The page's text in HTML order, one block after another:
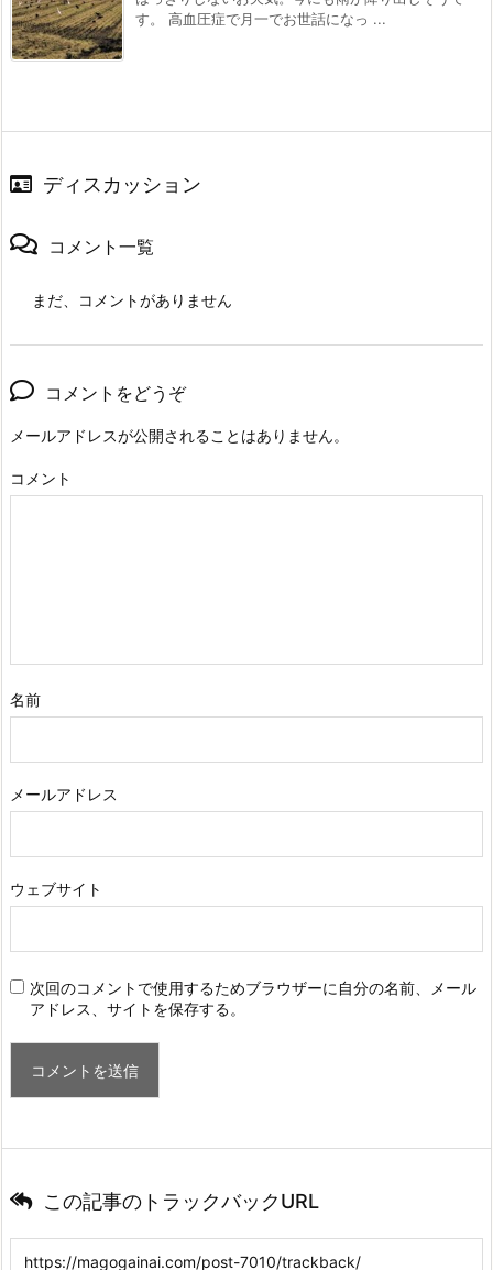
す。 高血圧症で月一でお世話になっ ...
ディスカッション
コメント一覧
まだ、コメントがありません
コメントをどうぞ
メールアドレスが公開されることはありません。
コメント
名前
メールアドレス
ウェブサイト
次回のコメントで使用するためブラウザーに自分の名前、メール
アドレス、サイトを保存する。
この記事のトラックバックURL